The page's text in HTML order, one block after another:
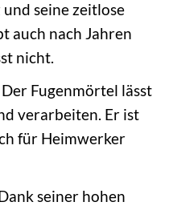
seine zeitlose
auch nach Jahren
nicht.
Der Fugenmörtel lässt
verarbeiten. Er ist
für Heimwerker
seiner hohen